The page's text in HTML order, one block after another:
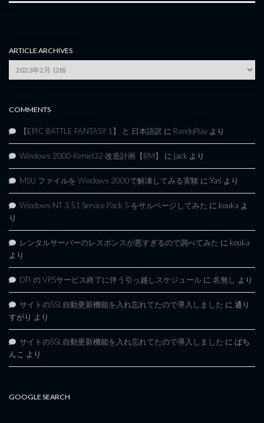
ARTICLE ARCHIVES
Archives
COMMENTS
【EPIC BATTLE FANTASY 1】 と 日本語訳 に RandoPlay より
Windows 2000 Kernel32 改造計画【BM】 に jack より
MSU ファイルを Windows 2000で解凍してみる実験 に Yas より
Windows NT 3.51 Service Pack 5 をサルベージしてみた に kouka よ
り
レンタルサーバーのレスポンスが悪すぎるので調べてみた に kouka
より
DTI の VPSサービス終了に伴う引っ越しスケジュール に 名無し より
サイトのSSL自動更新機能を入れ忘れてたので導入しました に 通り
すがり より
サイトのSSL自動更新機能を入れ忘れてたので導入しました に ぱち
んこ より
GOOGLE SEARCH